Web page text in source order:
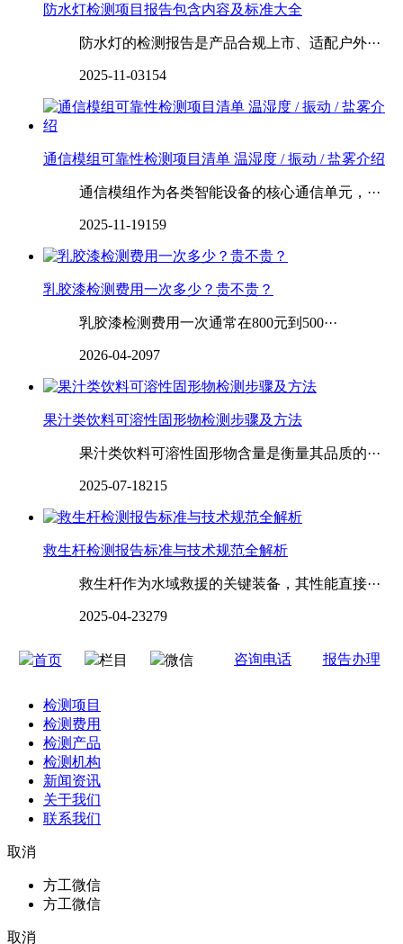
防水灯检测项目报告包含内容及标准大全
防水灯的检测报告是产品合规上市、适配户外···
2025-11-03154
通信模组可靠性检测项目清单 温湿度 / 振动 / 盐雾介绍
通信模组作为各类智能设备的核心通信单元，···
2025-11-19159
乳胶漆检测费用一次多少？贵不贵？
乳胶漆检测费用一次通常在800元到500···
2026-04-2097
‌‌‌‌‌‌‌‌果汁类饮料可溶性固形物检测步骤及方法
果汁类饮料可溶性固形物含量是衡量其品质的···
2025-07-18215
救生杆检测报告标准与技术规范全解析
救生杆作为水域救援的关键装备，其性能直接···
2025-04-23279
首页 栏目 微信 咨询电话 报告办理
检测项目
检测费用
检测产品
检测机构
新闻资讯
关于我们
联系我们
取消
方工微信
方工微信
取消